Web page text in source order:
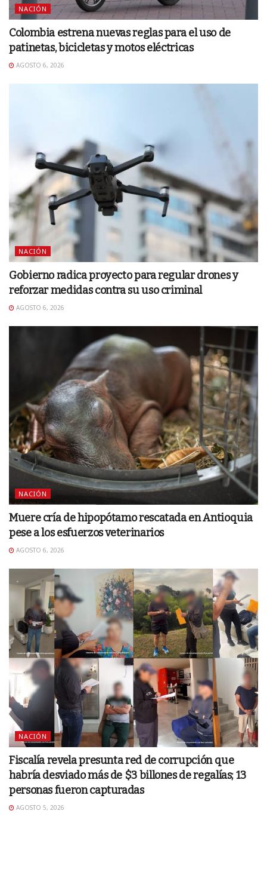
NACIÓN
Colombia estrena nuevas reglas para el uso de
patinetas, bicicletas y motos eléctricas
AGOSTO 6, 2026
NACIÓN
Gobierno radica proyecto para regular drones y
reforzar medidas contra su uso criminal
AGOSTO 6, 2026
NACIÓN
Muere cría de hipopótamo rescatada en Antioquia
pese a los esfuerzos veterinarios
AGOSTO 6, 2026
NACIÓN
Fiscalía revela presunta red de corrupción que
habría desviado más de $3 billones de regalías; 13
personas fueron capturadas
AGOSTO 5, 2026